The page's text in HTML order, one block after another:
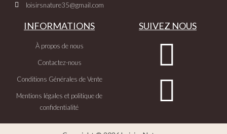
loisirsnature35@gmail.com
INFORMATIONS
À propos de nous
Contactez-nous
Conditions Générales de Vente
Mentions légales et politique de
confidentialité
SUIVEZ NOUS